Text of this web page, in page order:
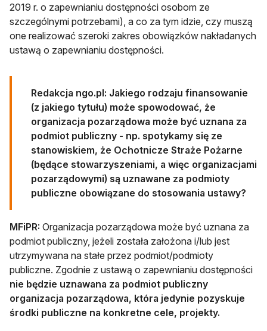
2019 r. o zapewnianiu dostępności osobom ze
szczególnymi potrzebami), a co za tym idzie, czy muszą
one realizować szeroki zakres obowiązków nakładanych
ustawą o zapewnianiu dostępności.
Redakcja ngo.pl: Jakiego rodzaju finansowanie
(z jakiego tytułu) może spowodować, że
organizacja pozarządowa może być uznana za
podmiot publiczny - np. spotykamy się ze
stanowiskiem, że Ochotnicze Straże Pożarne
(będące stowarzyszeniami, a więc organizacjami
pozarządowymi) są uznawane za podmioty
publiczne obowiązane do stosowania ustawy?
MFiPR: Organizacja pozarządowa może być uznana za
podmiot publiczny, jeżeli została założona i/lub jest
utrzymywana na stałe przez podmiot/podmioty
publiczne. Zgodnie z ustawą o zapewnianiu dostępności
nie będzie uznawana za podmiot publiczny
organizacja pozarządowa, która jedynie pozyskuje
środki publiczne na konkretne cele, projekty.